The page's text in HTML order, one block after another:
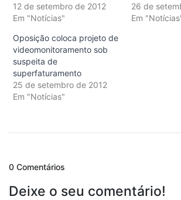
12 de setembro de 2012
Em "Notícias"
26 de
Em
Oposição coloca projeto de
videomonitoramento sob
suspeita de
superfaturamento
25 de setembro de 2012
Em "Notícias"
0 Comentários
Deixe o seu comentário!